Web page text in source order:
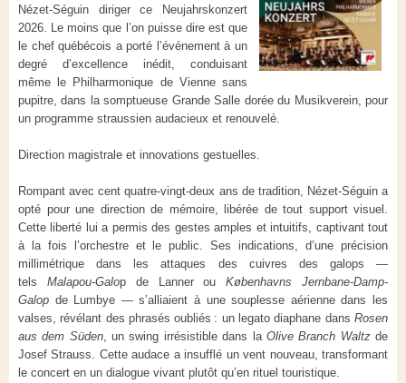
Nézet-Séguin diriger ce Neujahrskonzert
2026. Le moins que l’on puisse dire est que
le chef québécois a porté l’événement à un
degré d’excellence inédit, conduisant
même le Philharmonique de Vienne sans
pupitre, dans la somptueuse Grande Salle dorée du Musikverein, pour
un programme straussien audacieux et renouvelé.
Direction magistrale et innovations gestuelles.
Rompant avec cent quatre-vingt-deux ans de tradition, Nézet-Séguin a
opté pour une direction de mémoire, libérée de tout support visuel.
Cette liberté lui a permis des gestes amples et intuitifs, captivant tout
à la fois l’orchestre et le public. Ses indications, d’une précision
millimétrique dans les attaques des cuivres des galops —
tels Malapou-Galop de Lanner ouKøbenhavns Jernbane-Damp-
Galop de Lumbye — s’alliaient à une souplesse aérienne dans les
valses, révélant des phrasés oubliés : un legato diaphane dans Rosen
aus dem Süden, un swing irrésistible dans la Olive Branch Waltzde
Josef Strauss. Cette audace a insufflé un vent nouveau, transformant
le concert en un dialogue vivant plutôt qu’en rituel touristique.